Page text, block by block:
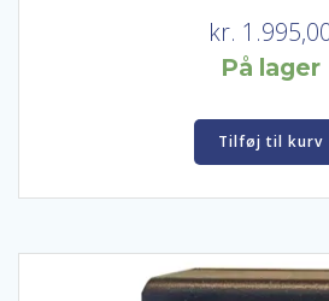
kr.
På lager
Tilføj til kurv